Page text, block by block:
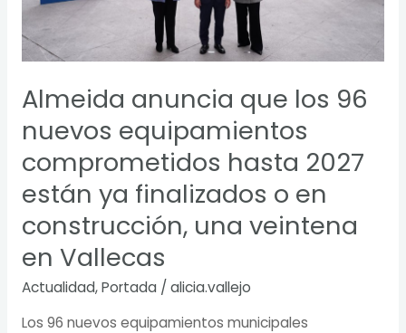
Almeida anuncia que los 96
nuevos equipamientos
comprometidos hasta 2027
están ya finalizados o en
construcción, una veintena
en Vallecas
Actualidad,Portada / alicia.vallejo
Los 96 nuevos equipamientos municipales
equipamientos
comprometidos
hasta
están
finalizados
o
en
construcción,
una
veintena
en
Vallecas